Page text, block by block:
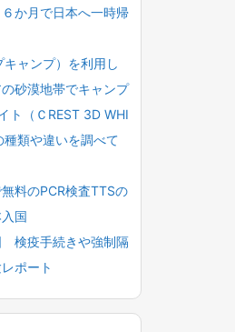
か月で日本へ一時帰
ャンプ）を利用し
砂漠地帯でキャンプ
ト（ＣREST 3D WHI
類や違いを調べて
料のPCR検査TTSの
国
検疫手続きや強制隔
ポート